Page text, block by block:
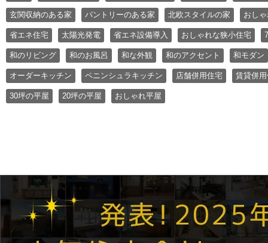
玄関収納のある家 パントリーのある家 北欧スタイルの家 おし
省エネ住宅 太陽光発電 省エネ設備導入 おしゃれな狭小住宅
和のリビング 和のお風呂 和な外観 和のアクセント 和モダン
オーダーキッチン ペニンシュラキッチン 店舗併用住宅 賃貸併
30坪の平屋 20坪の平屋 おしゃれ平屋